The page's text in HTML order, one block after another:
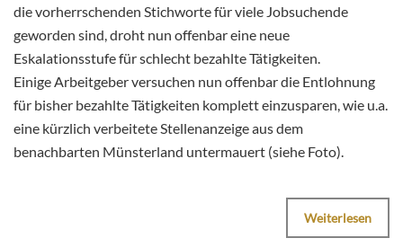
die vorherrschenden Stichworte für viele Jobsuchende
geworden sind, droht nun offenbar eine neue
Eskalationsstufe für schlecht bezahlte Tätigkeiten.
Einige Arbeitgeber versuchen nun offenbar die Entlohnung
für bisher bezahlte Tätigkeiten komplett einzusparen, wie u.a.
eine kürzlich verbeitete Stellenanzeige aus dem
benachbarten Münsterland untermauert (siehe Foto).
Weiterlesen